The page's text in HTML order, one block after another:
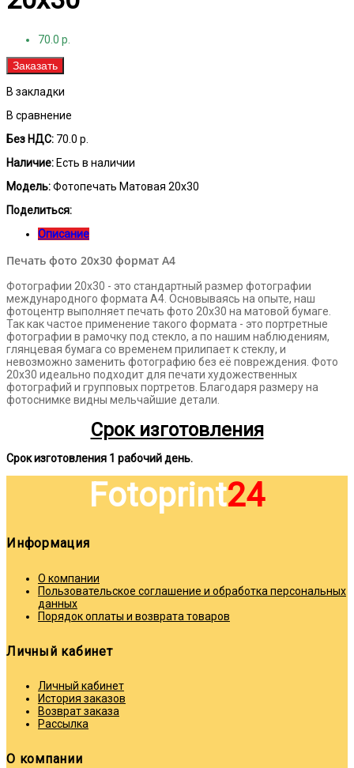
70.0 р.
Заказать
В закладки
В сравнение
Без НДС: 70.0 р.
Наличие:Есть в наличии
Модель:Фотопечать Матовая 20x30
Поделиться:
Описание
Печать фото 20х30 формат А4
Фотографии 20х30 - это стандартный размер фотографии
международного формата А4. Основываясь на опыте, наш
фотоцентр выполняет печать фото 20х30 на матовой бумаге.
Так как частое применение такого формата - это портретные
фотографии в рамочку под стекло, а по нашим наблюдениям,
глянцевая бумага со временем прилипает к стеклу, и
невозможно заменить фотографию без её повреждения. Фото
20х30 идеально подходит для печати художественных
фотографий и групповых портретов. Благодаря размеру на
фотоснимке видны мельчайшие детали.
Срок изготовления
Срок изготовления 1 рабочий день.
Fotoprint24
Информация
О компании
Пользовательское соглашение и обработка персональных
данных
Порядок оплаты и возврата товаров
Личный кабинет
Личный кабинет
История заказов
Возврат заказа
Рассылка
О компании